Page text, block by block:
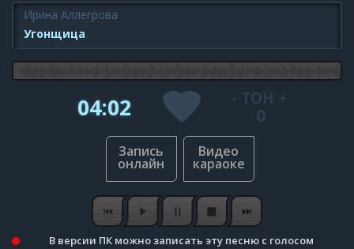
Ирина Аллегрова
Угонщица
04:02 - ТОН +
0
В версии ПК можно записать эту песню с голосом